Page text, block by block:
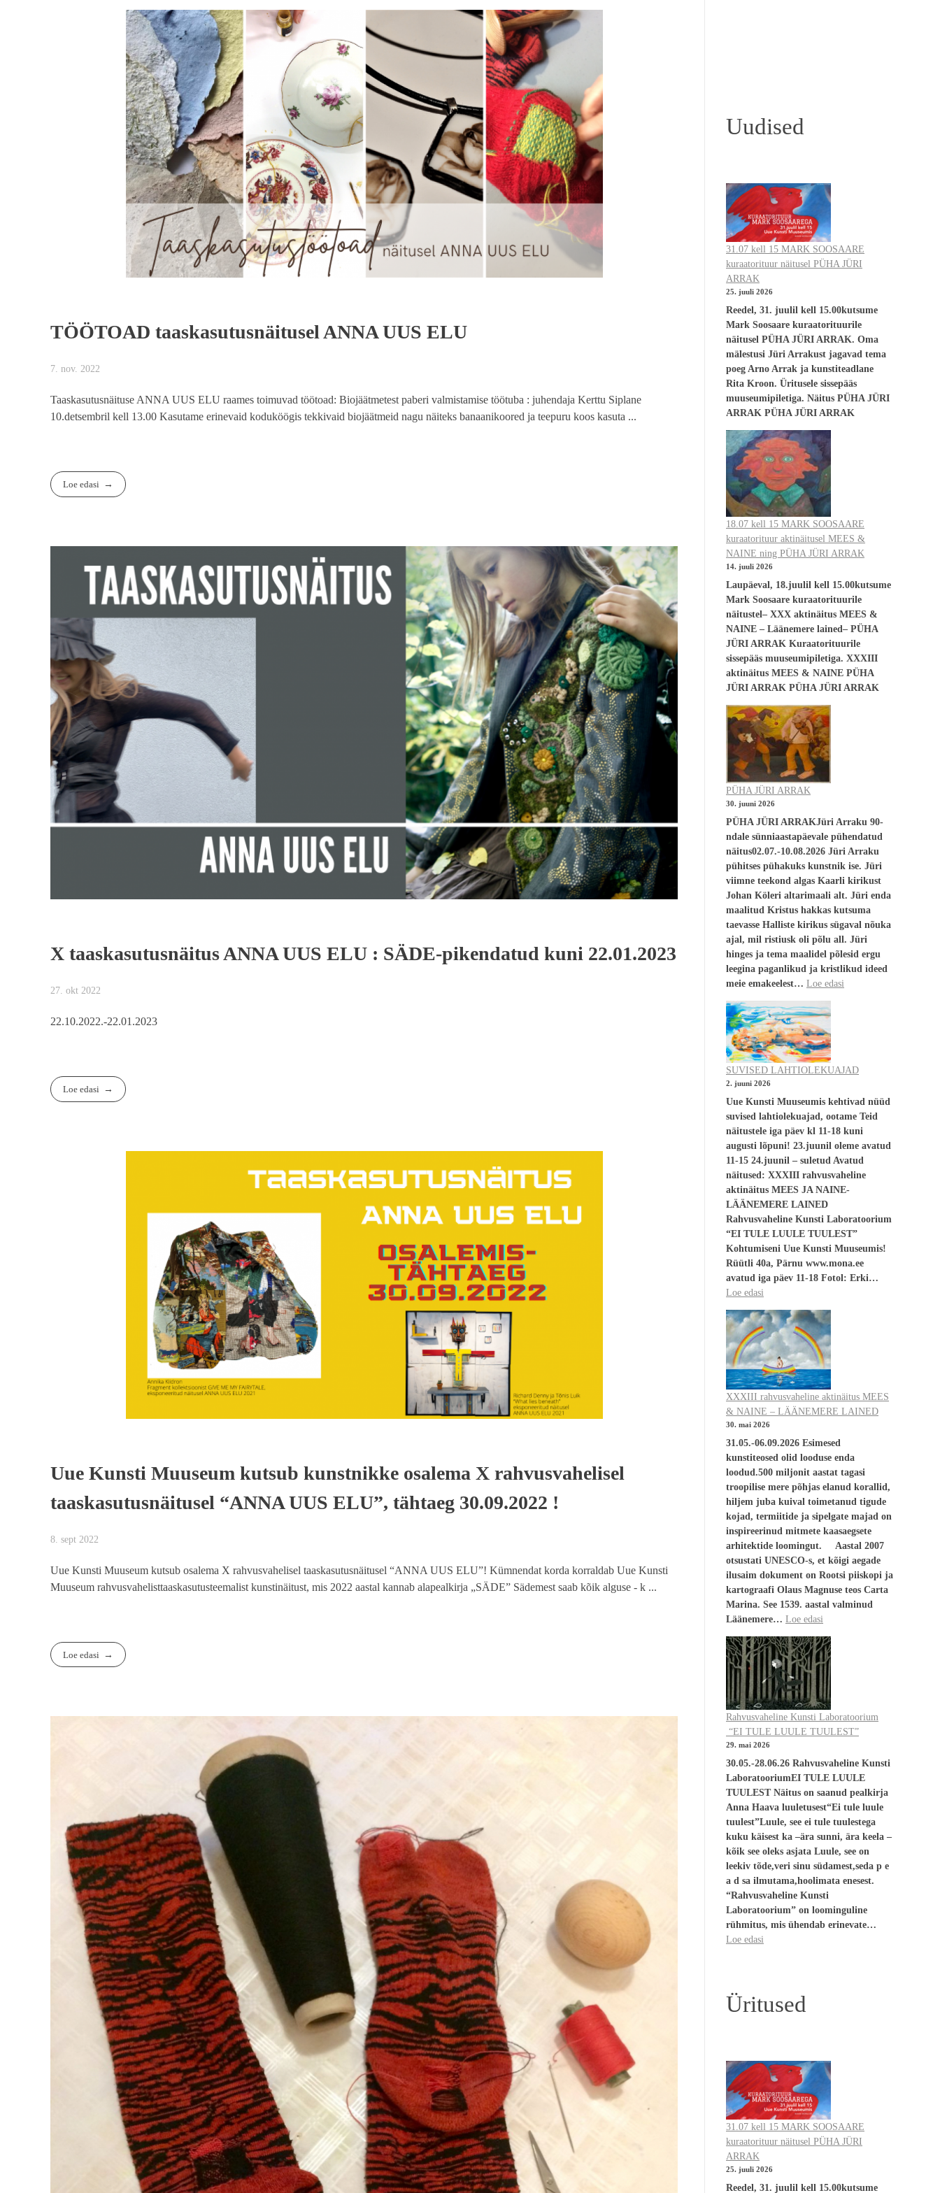
TÖÖTOAD taaskasutusnäitusel ANNA UUS ELU
7. nov. 2022
Taaskasutusnäituse ANNA UUS ELU raames toimuvad töötoad: Biojäätmetest paberi valmistamise töötuba : juhendaja Kerttu Siplane
10.detsembril kell 13.00 Kasutame erinevaid koduköögis tekkivaid biojäätmeid nagu näiteks banaanikoored ja teepuru koos kasuta ...
Loe edasi
X taaskasutusnäitus ANNA UUS ELU : SÄDE-pikendatud kuni 22.01.2023
27. okt 2022
22.10.2022.-22.01.2023
Loe edasi
Uue Kunsti Muuseum kutsub kunstnikke osalema X rahvusvahelisel
taaskasutusnäitusel “ANNA UUS ELU”, tähtaeg 30.09.2022 !
8. sept 2022
Uue Kunsti Muuseum kutsub osalema X rahvusvahelisel taaskasutusnäitusel “ANNA UUS ELU”! Kümnendat korda korraldab Uue Kunsti
Muuseum rahvusvahelisttaaskasutusteemalist kunstinäitust, mis 2022 aastal kannab alapealkirja „SÄDE” Sädemest saab kõik alguse - k ...
Loe edasi
Uudised
31.07 kell 15 MARK SOOSAARE
kuraatorituur näitusel PÜHA JÜRI
ARRAK
25. juuli 2026
Reedel, 31. juulil kell 15.00kutsume
Mark Soosaare kuraatorituurile
näitusel PÜHA JÜRI ARRAK. Oma
mälestusi Jüri Arrakust jagavad tema
poeg Arno Arrak ja kunstiteadlane
Rita Kroon. Üritusele sissepääs
muuseumipiletiga. Näitus PÜHA JÜRI
ARRAK PÜHA JÜRI ARRAK
18.07 kell 15 MARK SOOSAARE
kuraatorituur aktinäitusel MEES &
NAINE ning PÜHA JÜRI ARRAK
14. juuli 2026
Laupäeval, 18.juulil kell 15.00kutsume
Mark Soosaare kuraatorituurile
näitustel– XXX aktinäitus MEES &
NAINE – Läänemere lained– PÜHA
JÜRI ARRAK Kuraatorituurile
sissepääs muuseumipiletiga. XXXIII
aktinäitus MEES & NAINE PÜHA
JÜRI ARRAK PÜHA JÜRI ARRAK
PÜHA JÜRI ARRAK
30. juuni 2026
PÜHA JÜRI ARRAKJüri Arraku 90-
ndale sünniaastapäevale pühendatud
näitus02.07.-10.08.2026 Jüri Arraku
pühitses pühakuks kunstnik ise. Jüri
viimne teekond algas Kaarli kirikust
Johan Köleri altarimaali alt. Jüri enda
maalitud Kristus hakkas kutsuma
taevasse Halliste kirikus sügaval nõuka
ajal, mil ristiusk oli põlu all. Jüri
hinges ja tema maalidel põlesid ergu
leegina paganlikud ja kristlikud ideed
meie emakeelest… Loe edasi
SUVISED LAHTIOLEKUAJAD
2. juuni 2026
Uue Kunsti Muuseumis kehtivad nüüd
suvised lahtiolekuajad, ootame Teid
näitustele iga päev kl 11-18 kuni
augusti lõpuni! 23.juunil oleme avatud
11-15 24.juunil – suletud Avatud
näitused: XXXIII rahvusvaheline
aktinäitus MEES JA NAINE-
LÄÄNEMERE LAINED
Rahvusvaheline Kunsti Laboratoorium
“EI TULE LUULE TUULEST”
Kohtumiseni Uue Kunsti Muuseumis!
Rüütli 40a, Pärnu www.mona.ee
avatud iga päev 11-18 Fotol: Erki…
Loe edasi
XXXIII rahvusvaheline aktinäitus MEES
& NAINE – LÄÄNEMERE LAINED
30. mai 2026
31.05.-06.09.2026 Esimesed
kunstiteosed olid looduse enda
loodud.500 miljonit aastat tagasi
troopilise mere põhjas elanud korallid,
hiljem juba kuival toimetanud tigude
kojad, termiitide ja sipelgate majad on
inspireerinud mitmete kaasaegsete
arhitektide loomingut. Aastal 2007
otsustati UNESCO-s, et kõigi aegade
ilusaim dokument on Rootsi piiskopi ja
kartograafi Olaus Magnuse teos Carta
Marina. See 1539. aastal valminud
Läänemere… Loe edasi
Rahvusvaheline Kunsti Laboratoorium
“EI TULE LUULE TUULEST”
29. mai 2026
30.05.-28.06.26 Rahvusvaheline Kunsti
LaboratooriumEI TULE LUULE
TUULEST Näitus on saanud pealkirja
Anna Haava luuletusest“Ei tule luule
tuulest”Luule, see ei tule tuulestega
kuku käisest ka –ära sunni, ära keela –
kõik see oleks asjata Luule, see on
leekiv tõde,veri sinu südamest,seda p e
a d sa ilmutama,hoolimata enesest.
“Rahvusvaheline Kunsti
Laboratoorium” on loominguline
rühmitus, mis ühendab erinevate…
Loe edasi
Üritused
31.07 kell 15 MARK SOOSAARE
kuraatorituur näitusel PÜHA JÜRI
ARRAK
25. juuli 2026
Reedel, 31. juulil kell 15.00kutsume